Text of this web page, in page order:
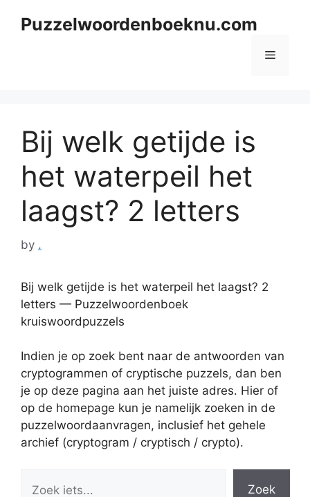
Puzzelwoordenboeknu.com
Menu
Bij welk getijde is
het waterpeil het
laagst? 2 letters
by .
Bij welk getijde is het waterpeil het laagst? 2
letters — Puzzelwoordenboek
kruiswoordpuzzels
Indien je op zoek bent naar de antwoorden van
cryptogrammen of cryptische puzzels, dan ben
je op deze pagina aan het juiste adres. Hier of
op de homepage kun je namelijk zoeken in de
puzzelwoordaanvragen, inclusief het gehele
archief (cryptogram / cryptisch / crypto).
Zoek